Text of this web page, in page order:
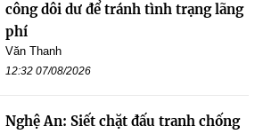
công dôi dư để tránh tình trạng lãng
phí
Văn Thanh
12:32 07/08/2026
Nghệ An: Siết chặt đấu tranh chống